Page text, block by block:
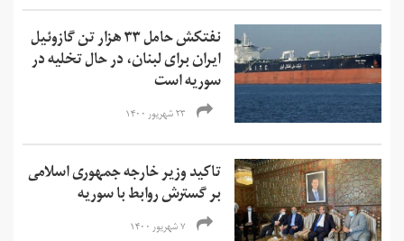
نفتکش حامل ۳۳ هزار تن گازوئیل
ایران برای لبنان، در حال تخلیه در
سوریه است
۲۳ شهریور ۱۴۰۰
تاکید وزیر خارجه جمهوری اسلامی
بر گسترش روابط با سوریه
۷ شهریور ۱۴۰۰